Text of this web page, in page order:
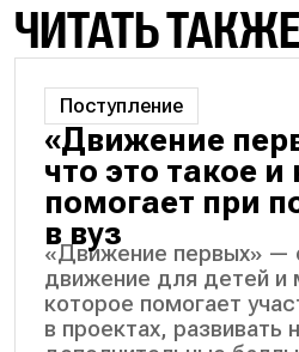
ЧИТАТЬ
Поступление
«Движение
что это такое и
помогает при
в вуз
«Движение первых» —
движение для детей и
которое помогает
в проектах, развивать